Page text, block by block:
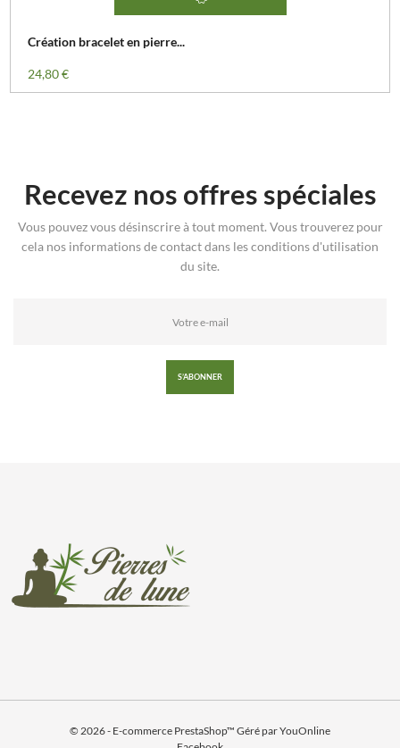
Création bracelet en pierre...
Prix
24,80 €
Recevez nos offres spéciales
Vous pouvez vous désinscrire à tout moment. Vous trouverez pour
cela nos informations de contact dans les conditions d'utilisation
du site.
© 2026 - E-commerce PrestaShop™ Géré parYouOnline